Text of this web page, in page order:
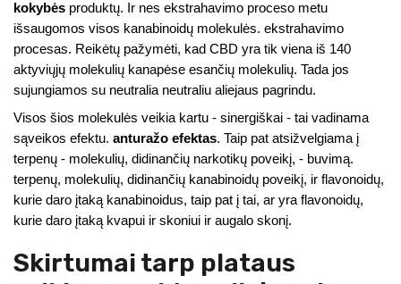
kokybės produktų. Ir nes ekstrahavimo proceso metu
išsaugomos visos kanabinoidų molekulės. ekstrahavimo
procesas. Reikėtų pažymėti, kad CBD yra tik viena iš 140
aktyviųjų molekulių kanapėse esančių molekulių. Tada jos
sujungiamos su neutralia neutraliu aliejaus pagrindu.
Visos šios molekulės veikia kartu - sinergiškai - tai vadinama
sąveikos efektu. anturažo efektas. Taip pat atsižvelgiama į
terpenų - molekulių, didinančių narkotikų poveikį, - buvimą.
terpenų, molekulių, didinančių kanabinoidų poveikį, ir flavonoidų,
kurie daro įtaką kanabinoidus, taip pat į tai, ar yra flavonoidų,
kurie daro įtaką kvapui ir skoniui ir augalo skonį.
Skirtumai tarp plataus